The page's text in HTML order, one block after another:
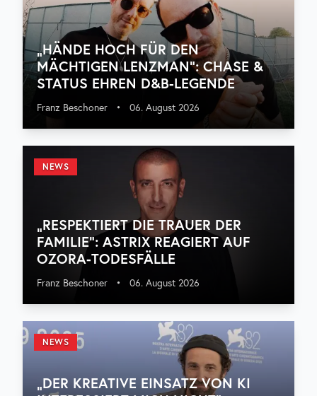
„HÄNDE HOCH FÜR DEN
MÄCHTIGEN LENZMAN“: CHASE &
STATUS EHREN D&B-LEGENDE
Franz Beschoner • 06. August 2026
NEWS
„RESPEKTIERT DIE TRAUER DER
FAMILIE“: ASTRIX REAGIERT AUF
OZORA-TODESFÄLLE
Franz Beschoner • 06. August 2026
NEWS
„DER KREATIVE EINSATZ VON KI